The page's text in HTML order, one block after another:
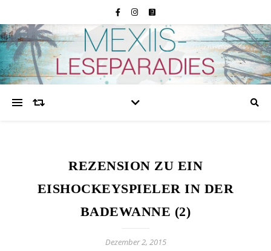
REZENSION ZU EIN
EISHOCKEYSPIELER IN DER
BADEWANNE (2)
Dezember 2, 2015